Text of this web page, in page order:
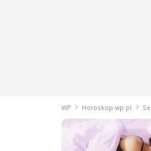
WP Horoskop.wp.pl